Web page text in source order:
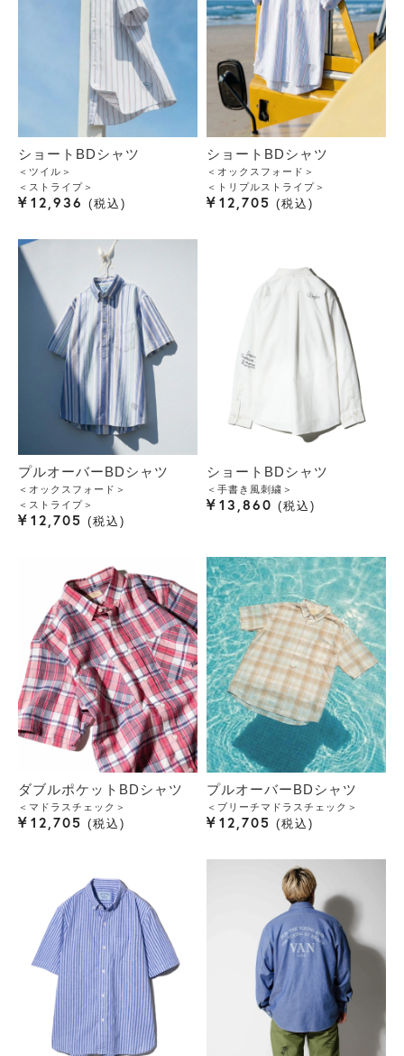
ショートBDシャツ
＜ツイル＞
＜ストライプ＞
¥ 12,936 税込
ショートBDシャツ
＜オックスフォード＞
＜トリプルストライプ＞
¥ 12,705 税込
プルオーバーBDシャツ
＜オックスフォード＞
＜ストライプ＞
¥ 12,705 税込
ショートBDシャツ
＜手書き風刺繍＞
¥ 13,860 税込
ダブルポケットBDシャツ
＜マドラスチェック＞
¥ 12,705 税込
プルオーバーBDシャツ
＜ブリーチマドラスチェック＞
¥ 12,705 税込